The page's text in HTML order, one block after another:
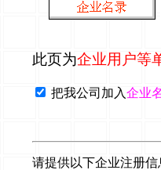
此页为企业用户等
把我公司加入企业
请提供以下企业注册信